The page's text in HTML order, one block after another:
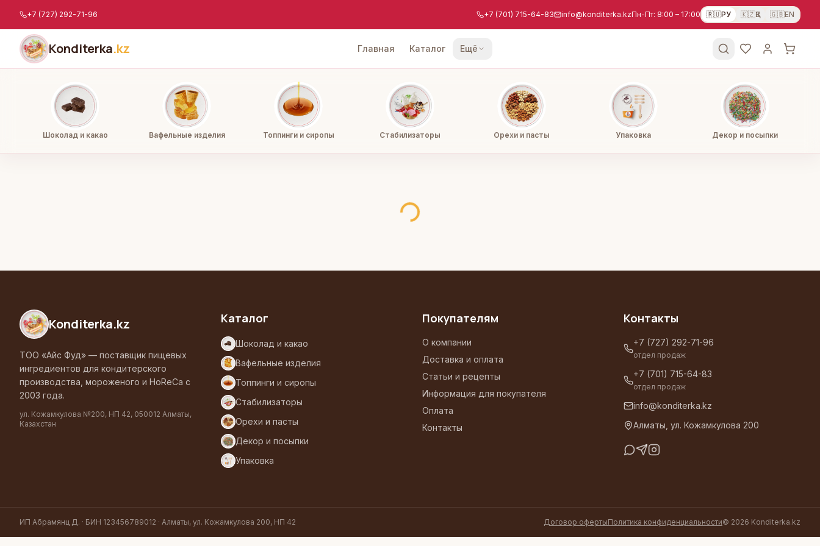
+7 (727) 292-71-96 +7 (701) 715-64-83 info@konditerka.kzПн-Пт: 8:00 – 17:00 🇷🇺РУ 🇰🇿ҚЗ 🇬🇧EN
Konditerka.kz Главная Каталог Ещё
Шоколад и какао Вафельные изделия Топпинги и сиропы Стабилизаторы Орехи и пасты Упаковка Декор и посыпки
Konditerka.kz
ТОО «Айс Фуд» — поставщик пищевых
ингредиентов для кондитерского
производства, мороженого и HoReCa с
2003 года.
ул. Кожамкулова №200, НП 42, 050012 Алматы,
Казахстан
Каталог
Шоколад и какао
Вафельные изделия
Топпинги и сиропы
Стабилизаторы
Орехи и пасты
Декор и посыпки
Упаковка
Покупателям
О компании
Доставка и оплата
Статьи и рецепты
Информация для покупателя
Оплата
Контакты
Контакты
+7 (727) 292-71-96
отдел продаж
+7 (701) 715-64-83
отдел продаж
info@konditerka.kz
Алматы, ул. Кожамкулова 200
ИП Абрамянц Д. · БИН 123456789012 · Алматы, ул. Кожамкулова 200, НП 42 Договор офертыПолитика конфиденциальности© 2026 Konditerka.kz